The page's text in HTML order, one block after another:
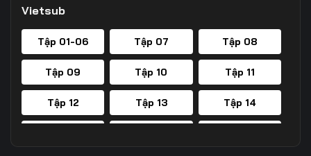
Vietsub
Tập 01-06 Tập 07 Tập 08
Tập 09 Tập 10 Tập 11
Tập 12 Tập 13 Tập 14